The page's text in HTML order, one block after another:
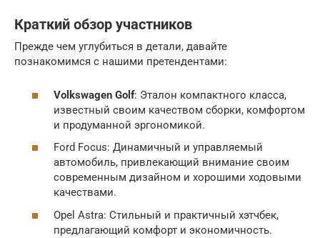
Краткий обзор участников
Прежде чем углубиться в детали, давайте
познакомимся с нашими претендентами:
Volkswagen Golf: Эталон компактного класса,
известный своим качеством сборки, комфортом
и продуманной эргономикой.
Ford Focus: Динамичный и управляемый
автомобиль, привлекающий внимание своим
современным дизайном и хорошими ходовыми
качествами.
Opel Astra: Стильный и практичный хэтчбек,
предлагающий комфорт и экономичность.